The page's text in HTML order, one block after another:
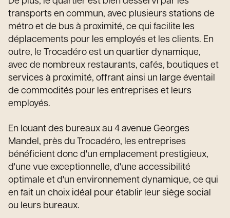
transports en commun, avec plusieurs stations de
métro et de bus à proximité, ce qui facilite les
déplacements pour les employés et les clients. En
outre, le Trocadéro est un quartier dynamique,
avec de nombreux restaurants, cafés, boutiques et
services à proximité, offrant ainsi un large éventail
de commodités pour les entreprises et leurs
employés.
En louant des bureaux au 4 avenue Georges
Mandel, près du Trocadéro, les entreprises
bénéficient donc d'un emplacement prestigieux,
d'une vue exceptionnelle, d'une accessibilité
optimale et d'un environnement dynamique, ce qui
en fait un choix idéal pour établir leur siège social
ou leurs bureaux.